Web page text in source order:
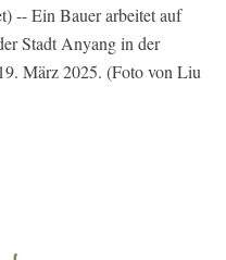
-- Ein Bauer arbeitet auf
Stadt Anyang in der
März 2025. (Foto von Liu